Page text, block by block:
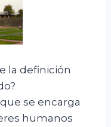
la definición
se encarga
humanos